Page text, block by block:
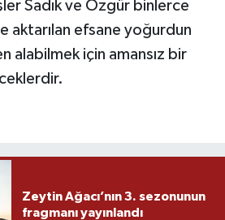
Sadık ve Özgür binlerce
aktarılan efsane yoğurdun
alabilmek için amansız bir
Zeytin Ağacı’nın 3. sezonunun
fragmanı yayınlandı